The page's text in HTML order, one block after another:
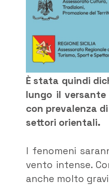
È stata quindi
lungo il
con prevalenza
settori orientali.
I fenomeni
vento intense.
anche molto